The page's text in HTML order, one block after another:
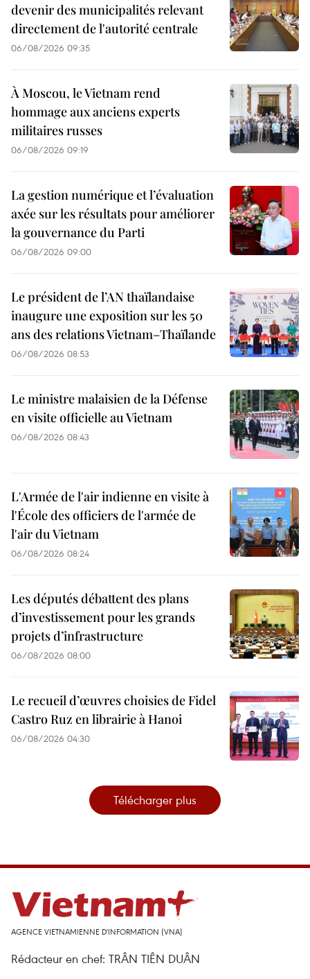
devenir des municipalités relevant
directement de l'autorité centrale
06/08/2026 09:35
À Moscou, le Vietnam rend
hommage aux anciens experts
militaires russes
06/08/2026 09:19
La gestion numérique et l’évaluation
axée sur les résultats pour améliorer
la gouvernance du Parti
06/08/2026 09:00
Le président de l’AN thaïlandaise
inaugure une exposition sur les 50
ans des relations Vietnam–Thaïlande
06/08/2026 08:53
Le ministre malaisien de la Défense
en visite officielle au Vietnam
06/08/2026 08:43
L'Armée de l'air indienne en visite à
l'École des officiers de l'armée de
l'air du Vietnam
06/08/2026 08:24
Les députés débattent des plans
d’investissement pour les grands
projets d’infrastructure
06/08/2026 08:00
Le recueil d’œuvres choisies de Fidel
Castro Ruz en librairie à Hanoi
06/08/2026 04:30
Télécharger plus
AGENCE VIETNAMIENNE D'INFORMATION (VNA)
Rédacteur en chef: TRÂN TIÊN DUÂN